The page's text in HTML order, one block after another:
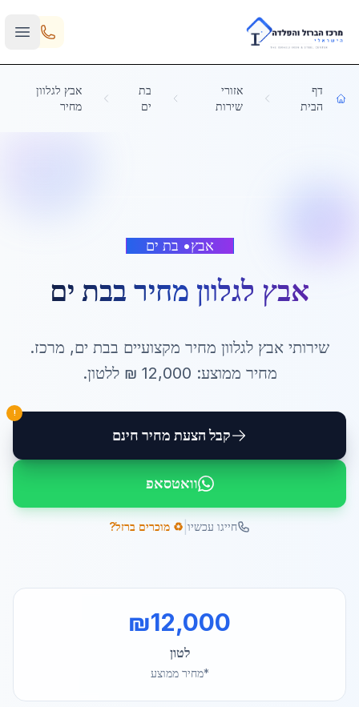
Skip to main content
דף
הבית
אזורי
שירות
בת
ים
אבץ לגלוון
מחיר
אבץ• בת ים
אבץ לגלוון מחיר בבת ים
שירותי אבץ לגלוון מחיר מקצועיים בבת ים, מרכז.
מחיר ממוצע: 12,000 ₪ ללטון.
קבל הצעת מחיר חינם
!
וואטסאפ
חייגו עכשיו ♻️ מוכרים ברזל?
₪12,000
לטון
*מחיר ממוצע